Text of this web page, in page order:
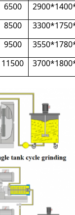
6500
8500
9500
11500